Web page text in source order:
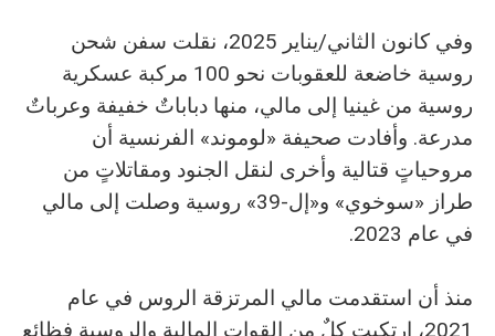
وفي كانون الثاني/يناير 2025، نقلت سفن شحن
روسية خاضعة للعقوبات نحو 100 مركبة عسكرية
روسية من غينيا إلى مالي، منها دباباتٌ خفيفة وعرباتٌ
مدرعة. وأفادت صحيفة «لوموند» الفرنسية أن
مروحياتٍ قتالية وأخرى لنقل الجنود ومقاتلاتٍ من
طراز «سوخوي» و«إل-39» روسية وصلت إلى مالي
في عام 2023.
منذ أن استقدمت مالي المرتزقة الروس في عام
2021، ارتكبت كلٌ من القوات المالية والروسية فظائع